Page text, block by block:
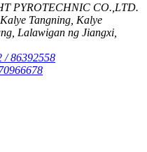
PYROTECHNIC CO.,LTD.
Tangning, Kalye
Lalawigan ng Jiangxi,
/ 86392558